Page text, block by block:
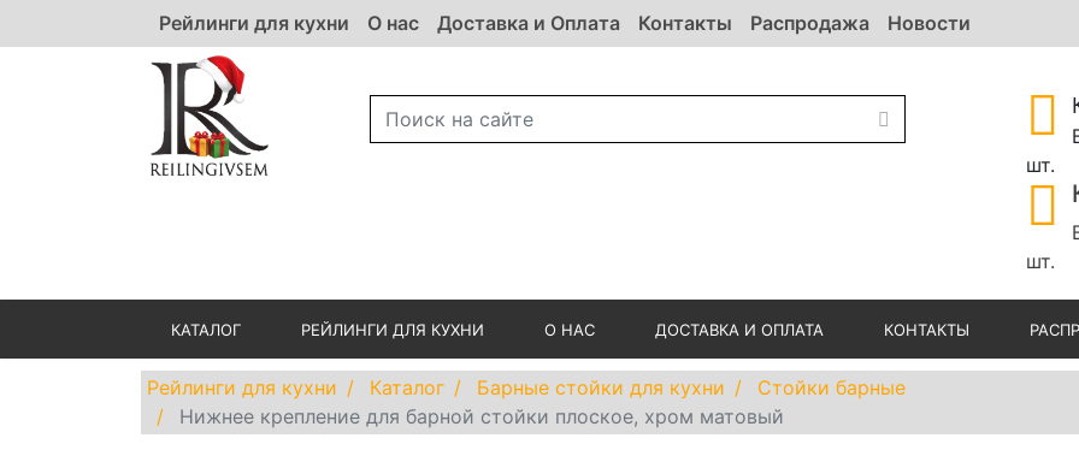
Рейлинги для кухни О нас Доставка и Оплата Контакты Распродажа Новости
шт.
шт.
КАТАЛОГ РЕЙЛИНГИ ДЛЯ КУХНИ О НАС ДОСТАВКА И ОПЛАТА КОНТАКТЫ
Рейлинги для кухни Каталог Барные стойки для кухни
Стойки барные
Нижнее крепление для барной стойки плоское, хром матовый